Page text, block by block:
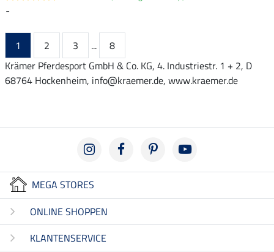
-
1 2 3 ...
8
Krämer Pferdesport GmbH & Co. KG, 4. Industriestr. 1 + 2, D
68764 Hockenheim, info@kraemer.de, www.kraemer.de
MEGA STORES
ONLINE SHOPPEN
KLANTENSERVICE